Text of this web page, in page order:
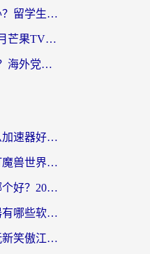
海外看搜狐视频怎么办？留学生亲测有效的回国加速器选择指南
海外党必看：4元一个月芒果TV会员？选对回国加速器就能实现！
QQ区域权限怎样破解？海外党亲测有效的回国加速方案（附看剧看电影神器推荐）
澳洲玩蛋仔派对用什么加速器好？留学生亲测有效的国服游戏加速指南
在国外用什么加速器打魔兽世界不卡？海外党国服游戏流畅指南
美国打绝区零加速器哪个好？2026海外玩家实测指南（附英国部落冲突梦幻西游加速技巧）
国外打枪神纪的加速器有哪些软件？2026海外玩家亲测实用指南
在美国用什么加速器玩新笑傲江湖比较好一点？海外玩家亲测的靠谱方案